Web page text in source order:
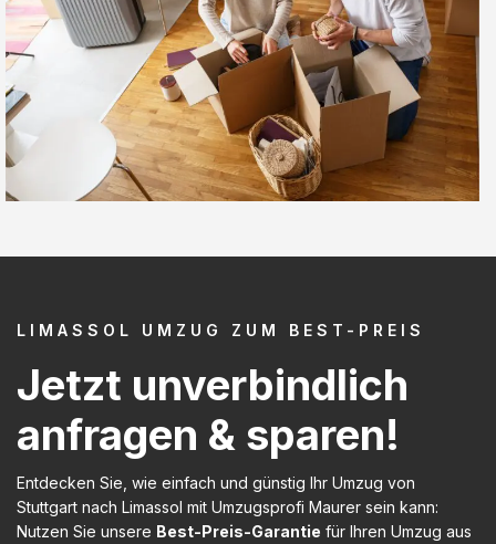
LIMASSOL UMZUG ZUM BEST-PREIS
Jetzt unverbindlich
anfragen & sparen!
Entdecken Sie, wie einfach und günstig Ihr Umzug von
Stuttgart nach Limassol mit Umzugsprofi Maurer sein kann:
Nutzen Sie unsere Best-Preis-Garantie für Ihren Umzug aus